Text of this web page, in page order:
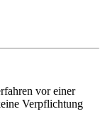
vor einer
Verpflichtung